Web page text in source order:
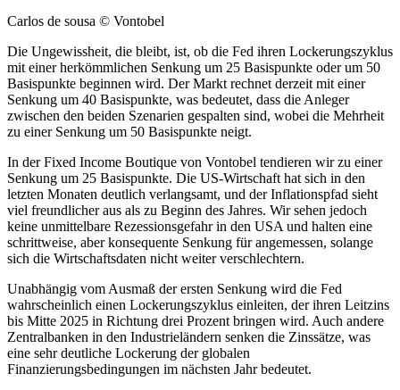
Carlos de sousa © Vontobel
Die Ungewissheit, die bleibt, ist, ob die Fed ihren Lockerungszyklus
mit einer herkömmlichen Senkung um 25 Basispunkte oder um 50
Basispunkte beginnen wird. Der Markt rechnet derzeit mit einer
Senkung um 40 Basispunkte, was bedeutet, dass die Anleger
zwischen den beiden Szenarien gespalten sind, wobei die Mehrheit
zu einer Senkung um 50 Basispunkte neigt.
In der Fixed Income Boutique von Vontobel tendieren wir zu einer
Senkung um 25 Basispunkte. Die US-Wirtschaft hat sich in den
letzten Monaten deutlich verlangsamt, und der Inflationspfad sieht
viel freundlicher aus als zu Beginn des Jahres. Wir sehen jedoch
keine unmittelbare Rezessionsgefahr in den USA und halten eine
schrittweise, aber konsequente Senkung für angemessen, solange
sich die Wirtschaftsdaten nicht weiter verschlechtern.
Unabhängig vom Ausmaß der ersten Senkung wird die Fed
wahrscheinlich einen Lockerungszyklus einleiten, der ihren Leitzins
bis Mitte 2025 in Richtung drei Prozent bringen wird. Auch andere
Zentralbanken in den Industrieländern senken die Zinssätze, was
eine sehr deutliche Lockerung der globalen
Finanzierungsbedingungen im nächsten Jahr bedeutet.